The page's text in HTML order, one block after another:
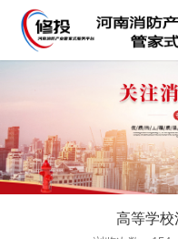
网站导航
网站首页
消防产品
案例中心
高等学校